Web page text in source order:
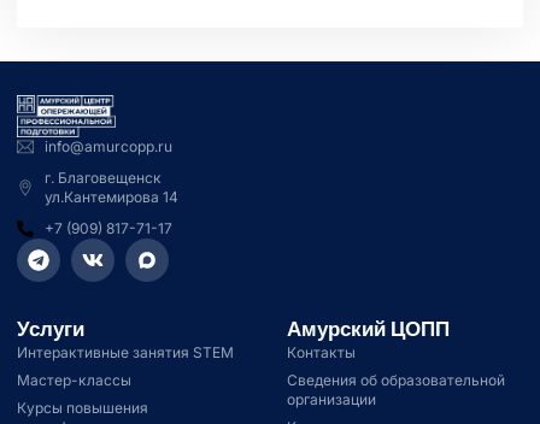
info@amurcopp.ru
г. Благовещенск
ул.Кантемирова 14
+7 (909) 817-71-17
Услуги
Интерактивные занятия STEM
Мастер-классы
Курсы повышения
Амурский ЦОПП
Контакты
Сведения об образовательной
организации